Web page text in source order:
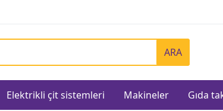
ARA
Elektrikli çit sistemleri Makineler Gıda